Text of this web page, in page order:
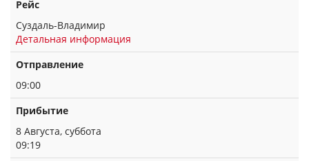
Рейс
Суздаль-Владимир
Детальная информация
Отправление
09:00
Прибытие
8 Августа, суббота
09:19